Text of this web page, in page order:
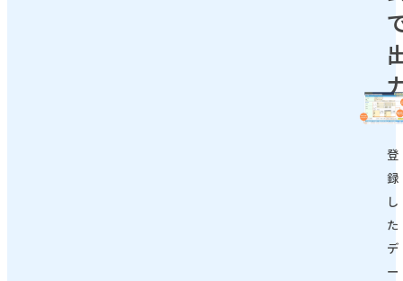
登
録
し
た
デ
ー